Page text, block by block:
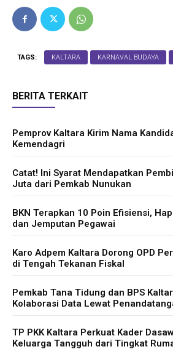
TAGS: KALTARA KARNAVAL BUDAYA
BERITA TERKAIT
Pemprov Kaltara Kirim Nama
Kemendagri
Catat! Ini Syarat Mendapatkan
Juta dari Pemkab Nunukan
BKN Terapkan 10 Poin Efisiensi,
dan Jemputan Pegawai
Karo Adpem Kaltara Dorong OPD
di Tengah Tekanan Fiskal
Pemkab Tana Tidung dan BPS
Kolaborasi Data Lewat
TP PKK Kaltara Perkuat Kader
Keluarga Tangguh dari Tingkat